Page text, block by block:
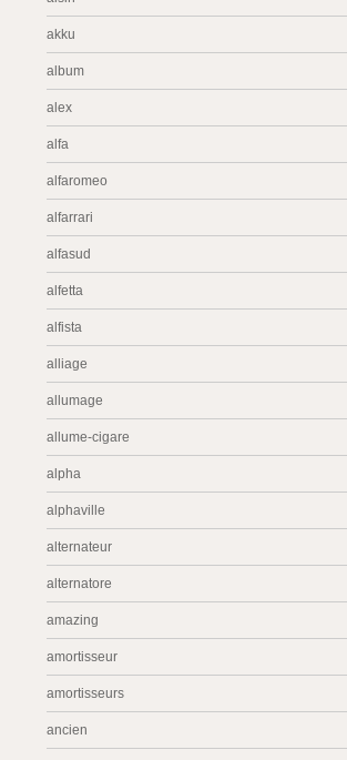
akku
album
alex
alfa
alfaromeo
alfarrari
alfasud
alfetta
alfista
alliage
allumage
allume-cigare
alpha
alphaville
alternateur
alternatore
amazing
amortisseur
amortisseurs
ancien